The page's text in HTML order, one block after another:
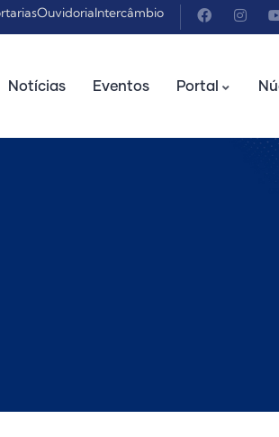
OuvidoriaIntercâmbio
Notícias Eventos Portal